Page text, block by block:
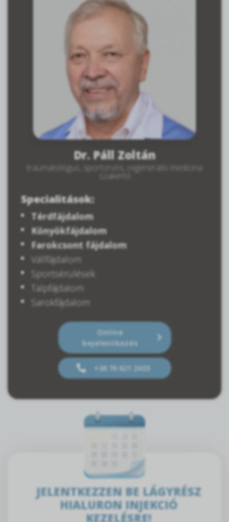
Dr. Páll Zoltán
traumatológus, sportorvos, regeneratív medicina
szakértő
Specialitások:
Térdfájdalom
Könyökfájdalom
Farokcsont fájdalom
Vállfájdalom
Sportsérülések
Talpfájdalom
Sarokfájdalom
Online
bejelentkezés
+36 70 621 2433
JELENTKEZZEN BE LÁGYRÉSZ
HIALURON INJEKCIÓ
KEZELÉSRE!